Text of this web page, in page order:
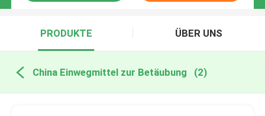
PRODUKTE ÜBER UNS
China Einwegmittel zur Betäubung (2)